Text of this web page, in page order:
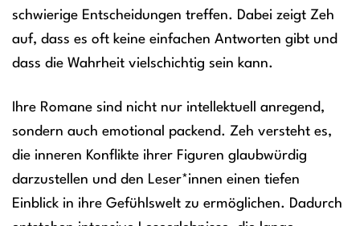
schwierige Entscheidungen treffen. Dabei zeigt Zeh
auf, dass es oft keine einfachen Antworten gibt und
dass die Wahrheit vielschichtig sein kann.
Ihre Romane sind nicht nur intellektuell anregend,
sondern auch emotional packend. Zeh versteht es,
die inneren Konflikte ihrer Figuren glaubwürdig
darzustellen und den Leser*innen einen tiefen
Einblick in ihre Gefühlswelt zu ermöglichen. Dadurch